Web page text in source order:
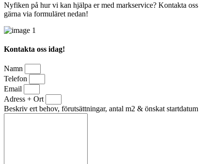
Nyfiken på hur vi kan hjälpa er med markservice? Kontakta oss
gärna via formuläret nedan!
Kontakta oss idag!
Namn
Telefon
Email
Adress + Ort
Beskriv ert behov, förutsättningar, antal m2 & önskat startdatum